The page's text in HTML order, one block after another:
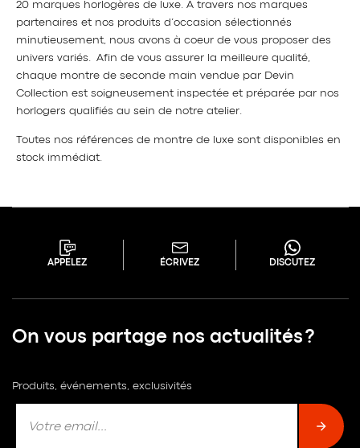
20 marques horlogères de luxe. A travers nos marques
partenaires et nos produits d’occasion sélectionnés
minutieusement, nous avons à coeur de vous proposer des
univers variés. Afin de vous assurer la meilleure qualité,
chaque montre de seconde main vendue par Devin
Collection est soigneusement inspectée et préparée par nos
horlogers qualifiés au sein de notre atelier.
Toutes nos références de montre de luxe sont disponibles en
stock immédiat.
APPELEZ ÉCRIVEZ DISCUTEZ
On vous partage nos actualités ?
Produits, événements, exclusivités